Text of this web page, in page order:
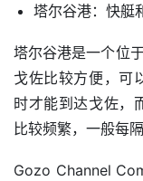
塔尔谷港：快艇
塔尔谷港是一个位
戈佐比较方便，可
时才能到达戈佐，
比较频繁，一般每
Gozo Channel